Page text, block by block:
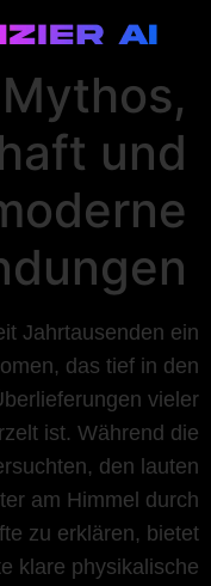
Mythos,
und
Jahrtausenden ein
das tief in den
vieler
ist. Während die
den lauten
am Himmel durch
zu erklären, bietet
klare physikalische